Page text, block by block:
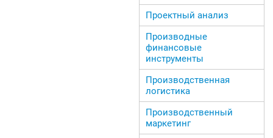
Проектный анализ
Производные
финансовые
инструменты
Производственная
логистика
Производственный
маркетинг